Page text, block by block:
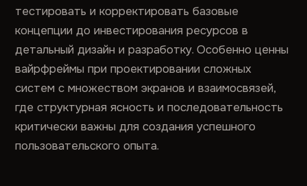
тестировать и корректировать базовые
концепции до инвестирования ресурсов в
детальный дизайн и разработку. Особенно ценны
вайрфреймы при проектировании сложных
систем с множеством экранов и взаимосвязей,
где структурная ясность и последовательность
критически важны для создания успешного
пользовательского опыта.